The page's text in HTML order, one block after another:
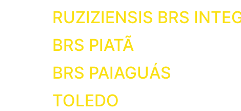
RUZIZIENSIS BRS
BRS PIATÃ
BRS PAIAGUÁS
TOLEDO